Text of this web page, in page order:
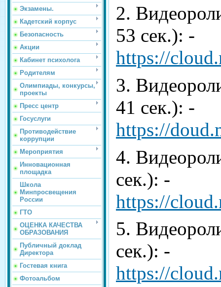
Экзамены.
Кадетский корпус
Безопасность
Акции
Кабинет психолога
Родителям
Олимпиады, конкурсы,
проекты
Пресс центр
Госуслуги
Противодействие
коррупции
Мероприятия
Инновационная
площадка
Школа
Минпросвещения
России
ГТО
ОЦЕНКА КАЧЕСТВА
ОБРАЗОВАНИЯ
Публичный доклад
Директора
Гостевая книга
Фотоальбом
2.
53 сек.): -
https://
3.
41 сек.): -
https://
4.
сек.): -
https://
5.
сек.): -
https://